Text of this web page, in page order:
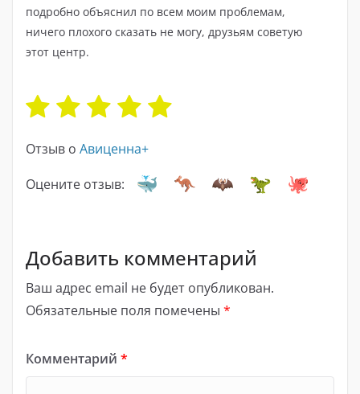
подробно объяснил по всем моим проблемам,
ничего плохого сказать не могу, друзьям советую
этот центр.
Отзыв о Авиценна+
Оцените отзыв:
Добавить комментарий
Ваш адрес email не будет опубликован.
Обязательные поля помечены *
Комментарий *